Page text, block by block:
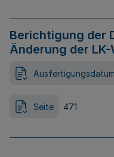
Berichtigung der
Änderung der
Ausfertigungsdatum
Seite 471